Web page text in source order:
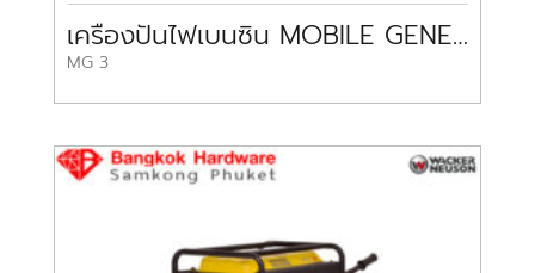
เครื่องปั่นไฟเบนซิน MOBILE GENERATOR MG3
MG 3